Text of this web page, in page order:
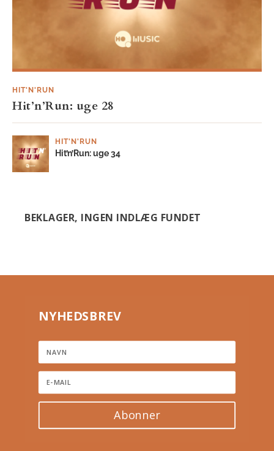
HIT'N'RUN
Hit’n’Run: uge 28
HIT'N'RUN
Hit’n’Run: uge 34
BEKLAGER, INGEN INDLÆG FUNDET
NYHEDSBREV
Abonner